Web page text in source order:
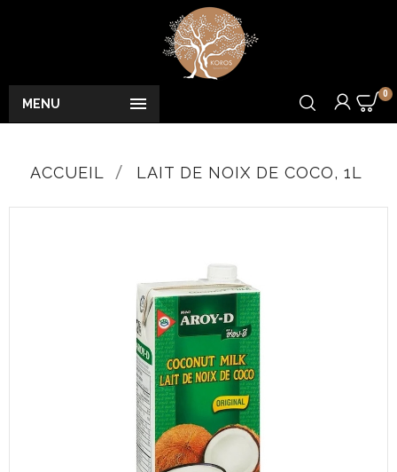

MENU
0
ACCUEIL LAIT DE NOIX DE COCO, 1L